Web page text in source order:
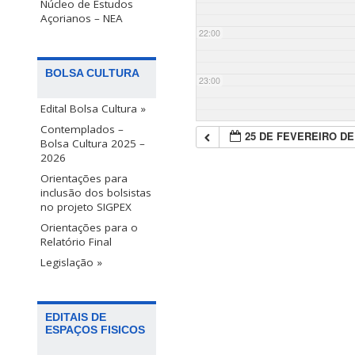
Núcleo de Estudos
Açorianos – NEA
BOLSA CULTURA
Edital Bolsa Cultura »
Contemplados –
Bolsa Cultura 2025 –
2026
Orientações para
inclusão dos bolsistas
no projeto SIGPEX
Orientações para o
Relatório Final
Legislação »
EDITAIS DE
ESPAÇOS FISICOS
22:00
23:00
25 DE FEVEREIRO